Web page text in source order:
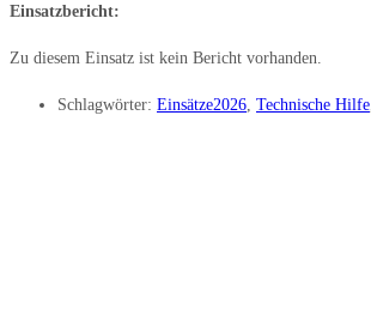
Einsatzbericht:
Zu diesem Einsatz ist kein Bericht vorhanden.
Schlagwörter: Einsätze2026 Technische Hilfe